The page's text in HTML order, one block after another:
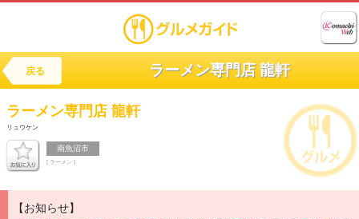
戻る ラーメン専門店 龍軒
ラーメン専門店 龍軒
リュウケン
南魚沼市
[ ラーメン ]
【お知らせ】